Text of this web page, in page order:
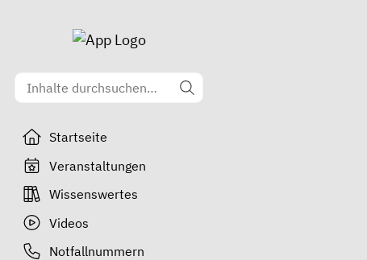
Startseite
Veranstaltungen
Wissenswertes
Videos
Notfallnummern